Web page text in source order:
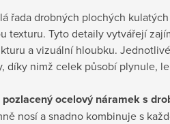
řada drobných plochých
texturu. Tyto detaily vytvářejí
a vizuální hloubku.
díky nimž celek působí plynule,
pozlacený ocelový náramek s
nosí a snadno kombinuje s